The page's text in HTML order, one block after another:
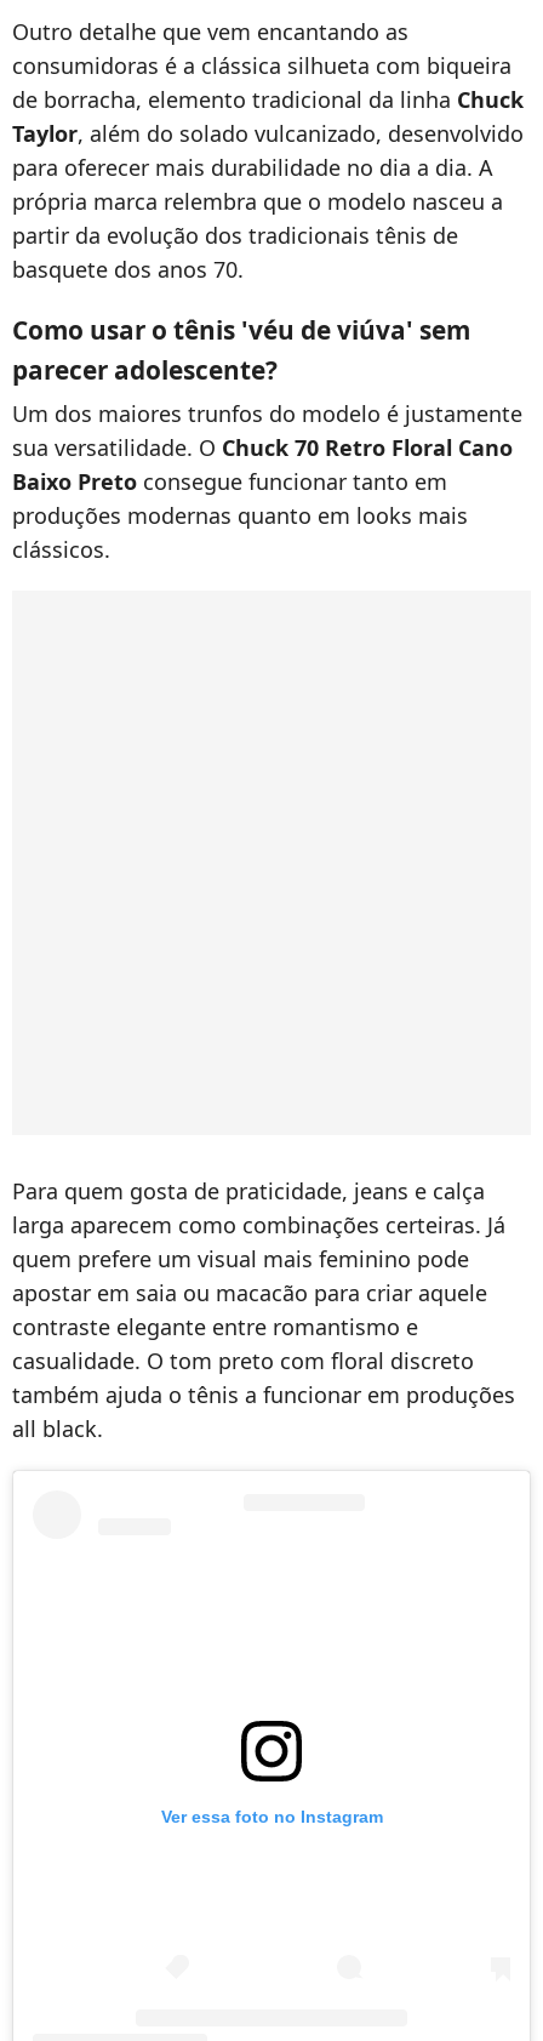
Outro detalhe que vem encantando as
consumidoras é a clássica silhueta com biqueira
de borracha, elemento tradicional da linha Chuck
Taylor, além do solado vulcanizado, desenvolvido
para oferecer mais durabilidade no dia a dia. A
própria marca relembra que o modelo nasceu a
partir da evolução dos tradicionais tênis de
basquete dos anos 70.
Como usar o tênis 'véu de viúva' sem
parecer adolescente?
Um dos maiores trunfos do modelo é justamente
sua versatilidade. O Chuck 70 Retro Floral Cano
Baixo Preto consegue funcionar tanto em
produções modernas quanto em looks mais
clássicos.
Para quem gosta de praticidade, jeans e calça
larga aparecem como combinações certeiras. Já
quem prefere um visual mais feminino pode
apostar em saia ou macacão para criar aquele
contraste elegante entre romantismo e
casualidade. O tom preto com floral discreto
também ajuda o tênis a funcionar em produções
all black.
Ver essa foto no Instagram